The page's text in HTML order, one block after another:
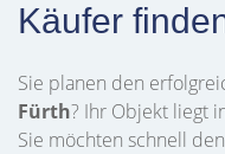
Käufer
Sie planen den
Fürth? Ihr Objekt liegt
Sie möchten schnell